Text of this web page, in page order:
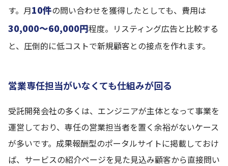
す。月10件の問い合わせを獲得したとしても、費用は
30,000〜60,000円程度。リスティング広告と比較する
と、圧倒的に低コストで新規顧客との接点を作れます。
営業専任担当がいなくても仕組みが回る
受託開発会社の多くは、エンジニアが主体となって事業を
運営しており、専任の営業担当者を置く余裕がないケース
が多いです。成果報酬型のポータルサイトに掲載しておけ
ば、サービスの紹介ページを見た見込み顧客から直接問い